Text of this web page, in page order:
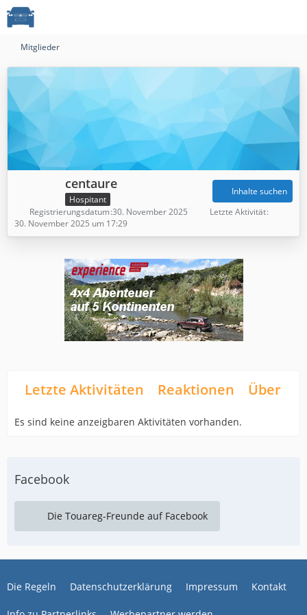
Mitglieder
centaure
Hospitant
Inhalte suchen
Registrierungsdatum 30. November 2025
Letzte Aktivität
30. November 2025 um 17:29
Letzte Aktivitäten Reaktionen Über
Es sind keine anzeigbaren Aktivitäten vorhanden.
Facebook
Die Touareg-Freunde auf Facebook
Die Regeln Datenschutzerklärung Impressum Kontakt